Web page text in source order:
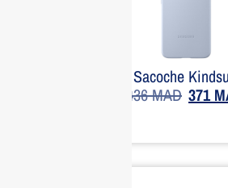
SAMSUNG Sacoche
436MAD 371